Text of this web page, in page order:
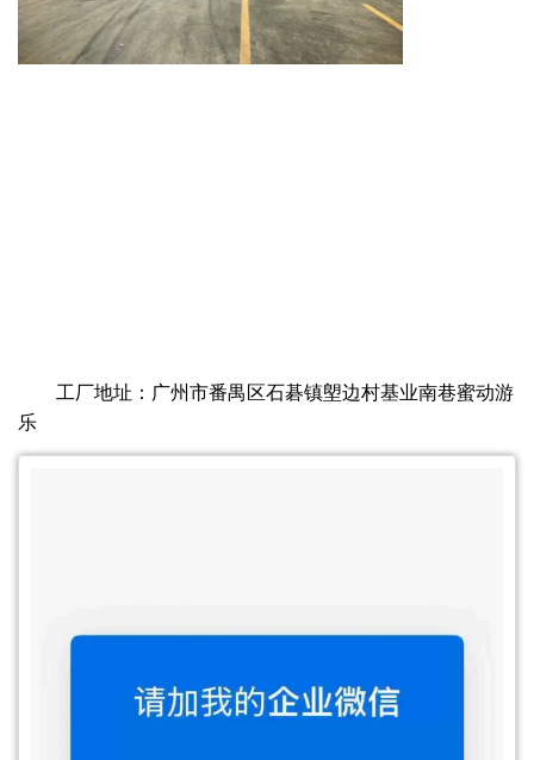
工厂地址：广州市番禺区石碁镇塱边村基业南巷蜜动游
乐